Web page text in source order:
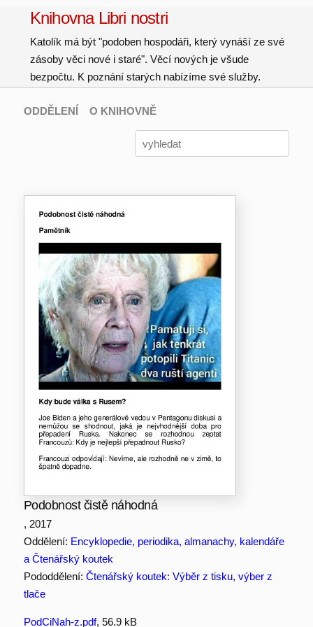
Knihovna Libri nostri
Katolík má být "podoben hospodáři, který vynáší ze své
zásoby věci nové i staré". Věcí nových je všude
bezpočtu. K poznání starých nabízíme své služby.
ODDĚLENÍ O KNIHOVNĚ
Podobnost čistě náhodná
, 2017
Oddělení: Encyklopedie, periodika, almanachy, kalendáře
a Čtenářský koutek
Pododdělení: Čtenářský koutek: Výběr z tisku, výber z
tlače
PodCiNah-z.pdf, 56.9 kB